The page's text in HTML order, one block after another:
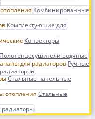
Комбинированные
Комплектующие для
Конвекторы
Полотенцесушители водяные
Ручные
Стальные панельные
Стальные
радиаторы